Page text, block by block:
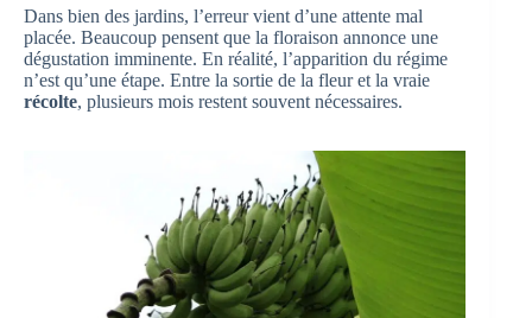
Dans bien des jardins, l’erreur vient d’une attente mal
placée. Beaucoup pensent que la floraison annonce une
dégustation imminente. En réalité, l’apparition du régime
n’est qu’une étape. Entre la sortie de la fleur et la vraie
récolte, plusieurs mois restent souvent nécessaires.